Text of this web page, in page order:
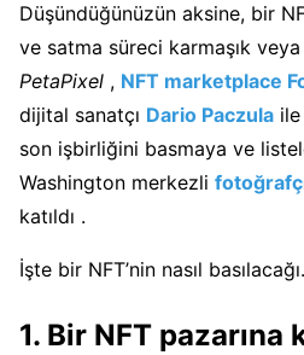
Düşündüğünüzün aksine, bir
ve satma süreci karmaşık
PetaPixel , NFT marketplace
dijital sanatçı Dario Paczula ile
son işbirliğini basmaya ve
Washington merkezli
katıldı .
İşte bir NFT’nin nasıl basılacağı.
1. Bir NFT pazarına